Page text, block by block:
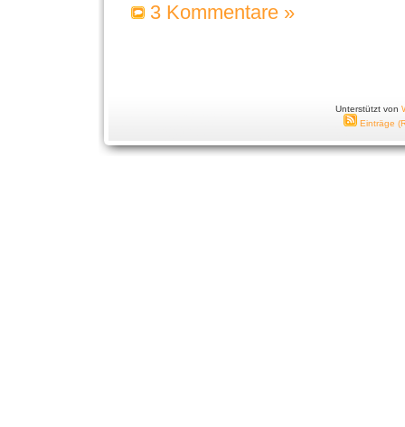
3 Kommentare »
Unterstützt von
Einträge